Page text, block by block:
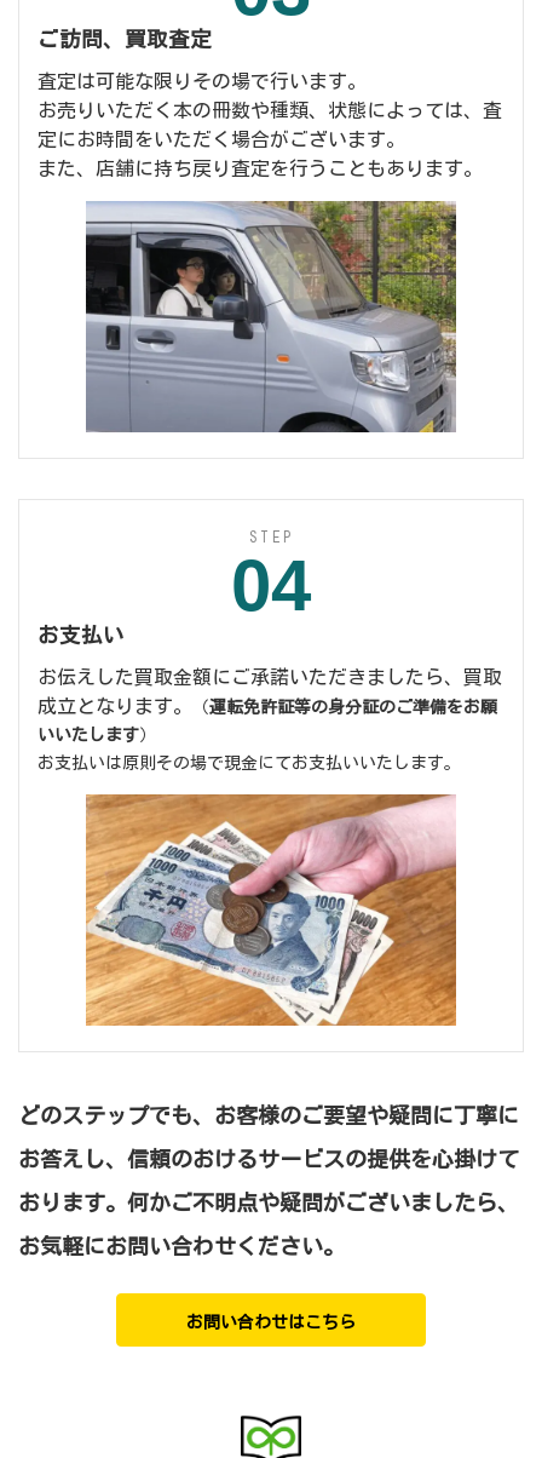
ご訪問、買取査定
査定は可能な限りその場で行います。
お売りいただく本の冊数や種類、状態によっては、査
定にお時間をいただく場合がございます。
また、店舗に持ち戻り査定を行うこともあります。
STEP
04
お支払い
お伝えした買取金額にご承諾いただきましたら、買取
成立となります。
（運転免許証等の身分証のご準備をお願
いいたします）
お支払いは原則その場で現金にてお支払いいたします。
どのステップでも、お客様のご要望や疑問に丁寧に
お答えし、信頼のおけるサービスの提供を心掛けて
おります。何かご不明点や疑問がございましたら、
お気軽にお問い合わせください。
お問い合わせはこちら